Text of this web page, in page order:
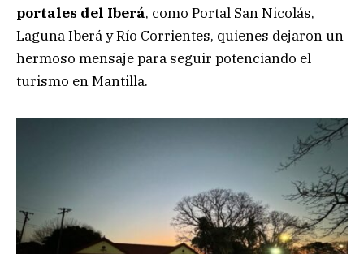
portales del Iberá, como Portal San Nicolás,
Laguna Iberá y Río Corrientes, quienes dejaron un
hermoso mensaje para seguir potenciando el
turismo en Mantilla.